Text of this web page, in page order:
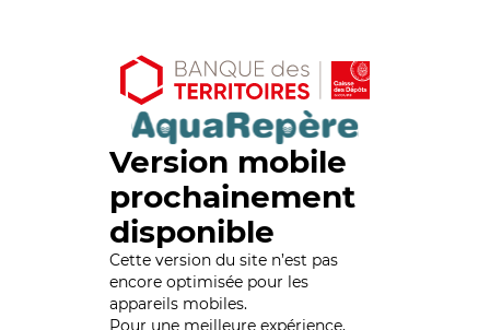
Version mobile
prochainement
disponible
Cette version du site n’est pas
encore optimisée pour les
appareils mobiles.
Pour une meilleure expérience,